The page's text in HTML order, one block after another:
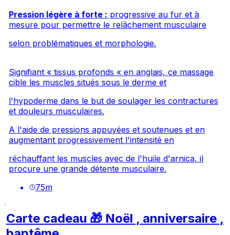
Pression légère à forte : progressive au fur et à
mesure pour permettre le relâchement musculaire
selon problématiques et morphologie.
Signifiant « tissus profonds « en anglais, ce massage
cible les muscles situés sous le derme et
l'hypoderme dans le but de soulager les contractures
et douleurs musculaires.
A l'aide de pressions appuyées et soutenues et en
augmentant progressivement l'intensité en
réchauffant les muscles avec de l'huile d'arnica, il
procure une grande détente musculaire.
75m
Carte cadeau 🎁 Noël , anniversaire ,